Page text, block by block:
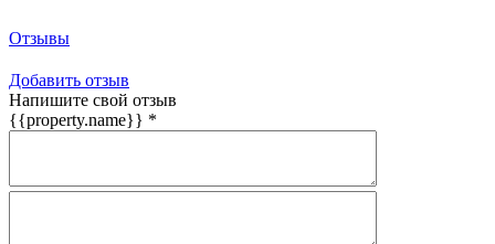
Отзывы
Добавить отзыв
Напишите свой отзыв
{{property.name}} *